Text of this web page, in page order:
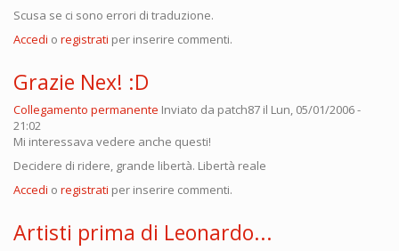
Scusa se ci sono errori di traduzione.
Accedi o registrati per inserire commenti.
Grazie Nex! :D
Collegamento permanente Inviato da patch87 il Lun, 05/01/2006 -
21:02
Mi interessava vedere anche questi!
Decidere di ridere, grande libertà. Libertà reale
Accedi o registrati per inserire commenti.
Artisti prima di Leonardo...